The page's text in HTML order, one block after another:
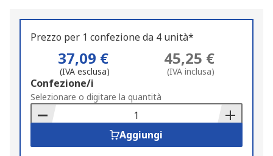
Prezzo per 1 confezione da 4 unità*
37,09 €
(IVA esclusa)
45,25 €
(IVA inclusa)
Add
to
Basket
Confezione/i
Selezionare o digitare la quantità
Aggiungi